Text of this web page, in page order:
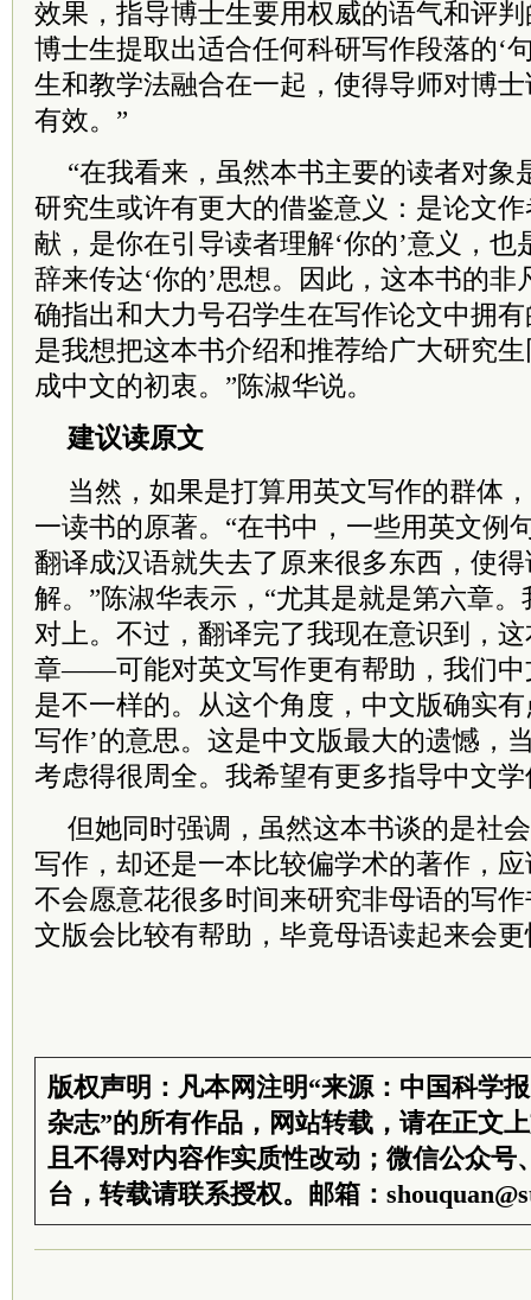
效果，指导博士生要用权威的语气和评
博士生提取出适合任何科研写作段落的‘
生和教学法融合在一起，使得导师对博
有效。”
“在我看来，虽然本书主要的读者对象
研究生或许有更大的借鉴意义：是论文作
献，是你在引导读者理解‘你的’意义，
辞来传达‘你的’思想。因此，这本书的
确指出和大力号召学生在写作论文中拥有
是我想把这本书介绍和推荐给广大研究
成中文的初衷。”陈淑华说。
建议读原文
当然，如果是打算用英文写作的群体
一读书的原著。“在书中，一些用英文例
翻译成汉语就失去了原来很多东西，使
解。”陈淑华表示，“尤其是就是第六章
对上。不过，翻译完了我现在意识到，
章——可能对英文写作更有帮助，我们中
是不一样的。从这个角度，中文版确实
写作’的意思。这是中文版最大的遗憾，
考虑得很周全。我希望有更多指导中文
但她同时强调，虽然这本书谈的是社
写作，却还是一本比较偏学术的著作，
不会愿意花很多时间来研究非母语的写
文版会比较有帮助，毕竟母语读起来会
版权声明：凡本网注明“来源：中国科学
杂志”的所有作品，网站转载，请在正文
且不得对内容作实质性改动；微信公众号
台，转载请联系授权。邮箱：